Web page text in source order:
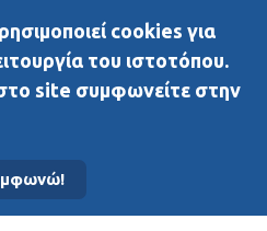
Νέα
cookies για
του ιστοτόπου.
site συμφωνείτε στην